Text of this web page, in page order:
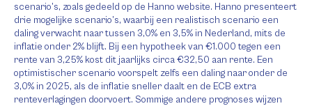
scenario’s, zoals gedeeld op de Hanno website. Hanno presenteert
drie mogelijke scenario’s, waarbij een realistisch scenario een
daling verwacht naar tussen 3,0% en 3,5% in Nederland, mits de
inflatie onder 2% blijft. Bij een hypotheek van €1.000 tegen een
rente van 3,25% kost dit jaarlijks circa €32,50 aan rente. Een
optimistischer scenario voorspelt zelfs een daling naar onder de
3,0% in 2025, als de inflatie sneller daalt en de ECB extra
renteverlagingen doorvoert. Sommige andere prognoses wijzen